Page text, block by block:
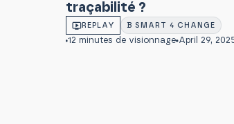
traçabilité ?
REPLAY B SMART 4 CHANGE
12 minutes de visionnage April 29,